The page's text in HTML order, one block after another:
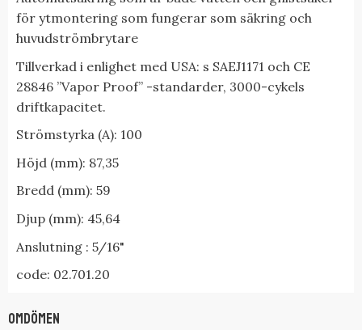
för ytmontering som fungerar som säkring och
huvudströmbrytare
Tillverkad i enlighet med USA: s SAEJ1171 och CE
28846 ”Vapor Proof” -standarder, 3000-cykels
driftkapacitet.
Strömstyrka (A): 100
Höjd (mm): 87,35
Bredd (mm): 59
Djup (mm): 45,64
Anslutning : 5/16"
code: 02.701.20
Omdömen